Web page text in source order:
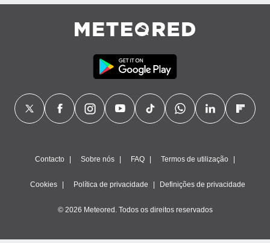
Contacto Sobre nós FAQ Termos de utilização
Cookies Política de privacidade Definições de privacidade
© 2026 Meteored. Todos os direitos reservados